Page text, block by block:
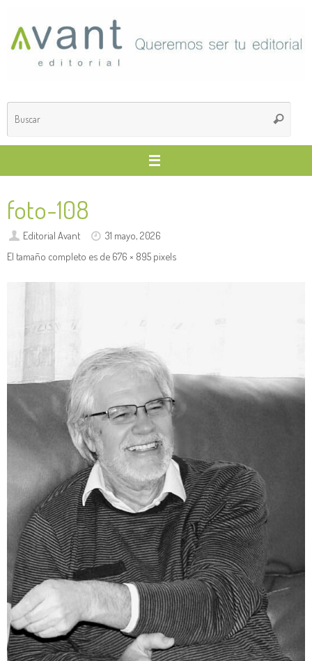
contenido
Buscar
foto-108
Editorial Avant
31 mayo, 2026
El tamaño completo es de 676 × 895 pixels